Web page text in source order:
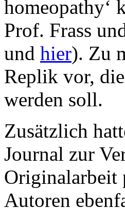
homeopathy‘
Prof. Frass
und hier). Zu
Replik vor,
werden soll.
Zusätzlich
Journal zur
Originalarbeit
Autoren